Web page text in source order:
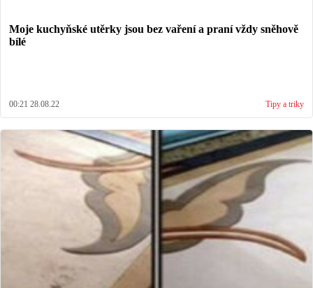
Moje kuchyňské utěrky jsou bez vaření a praní vždy sněhově
bílé
00:21 28.08.22 Tipy a triky